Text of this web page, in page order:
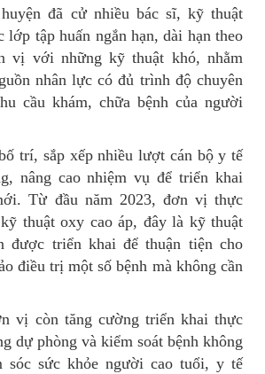
đã cử nhiều bác sĩ, kỹ thuật
lớp tập huấn ngắn hạn, dài hạn theo
vị với những kỹ thuật khó, nhằm
nhân lực có đủ trình độ chuyên
cầu khám, chữa bệnh của người
trí, sắp xếp nhiều lượt cán bộ y tế
nâng cao nhiệm vụ để triển khai
Từ đầu năm 2023, đơn vị thực
thuật oxy cao áp, đây là kỹ thuật
được triển khai để thuận tiện cho
điều trị một số bệnh mà không cần
vị còn tăng cường triển khai thực
dự phòng và kiểm soát bệnh không
sóc sức khỏe người cao tuổi, y tế